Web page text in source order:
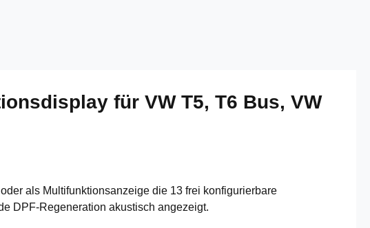
für VW T5, T6 Bus, VW
als Multifunktionsanzeige die 13 frei konfigurierbare
DPF-Regeneration akustisch angezeigt.